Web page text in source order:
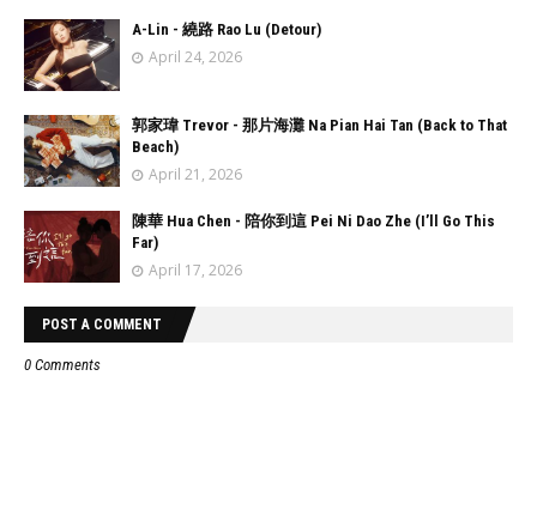
A-Lin - 繞路 Rao Lu (Detour)
April 24, 2026
郭家瑋 Trevor - 那片海灘 Na Pian Hai Tan (Back to That
Beach)
April 21, 2026
陳華 Hua Chen - 陪你到這 Pei Ni Dao Zhe (I’ll Go This
Far)
April 17, 2026
POST A COMMENT
0 Comments